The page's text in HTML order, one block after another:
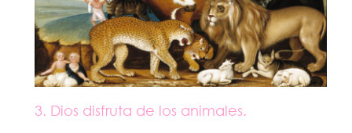
3. Dios disfruta de los animales.